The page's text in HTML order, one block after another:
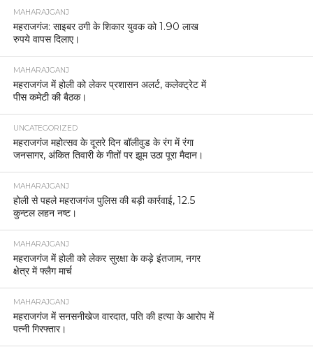
MAHARAJGANJ
महराजगंज: साइबर ठगी के शिकार युवक को 1.90 लाख
रुपये वापस दिलाए।
MAHARAJGANJ
महराजगंज में होली को लेकर प्रशासन अलर्ट, कलेक्ट्रेट में
पीस कमेटी की बैठक।
UNCATEGORIZED
महराजगंज महोत्सव के दूसरे दिन बॉलीवुड के रंग में रंगा
जनसागर, अंकित तिवारी के गीतों पर झूम उठा पूरा मैदान।
MAHARAJGANJ
होली से पहले महराजगंज पुलिस की बड़ी कार्रवाई, 12.5
कुन्टल लहन नष्ट।
MAHARAJGANJ
महराजगंज में होली को लेकर सुरक्षा के कड़े इंतजाम, नगर
क्षेत्र में फ्लैग मार्च
MAHARAJGANJ
महराजगंज में सनसनीखेज वारदात, पति की हत्या के आरोप में
पत्नी गिरफ्तार।